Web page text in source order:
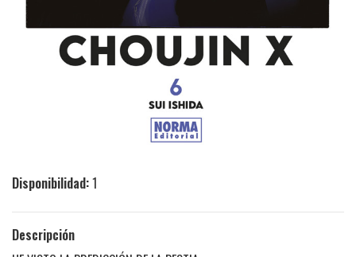
Disponibilidad:1
Descripción